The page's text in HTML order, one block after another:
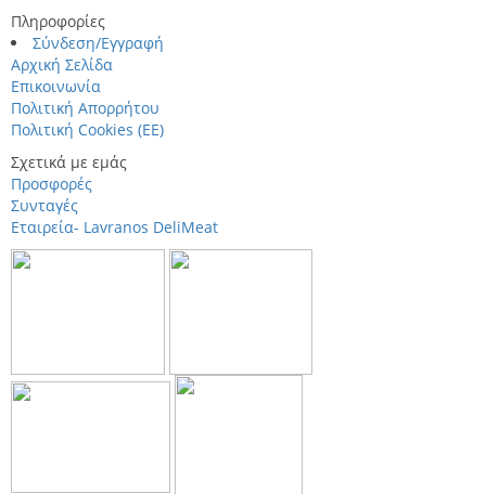
Πληροφορίες
Σύνδεση/Εγγραφή
Αρχική Σελίδα
Επικοινωνία
Πολιτική Απορρήτου
Πολιτική Cookies (ΕΕ)
Σχετικά με εμάς
Προσφορές
Συνταγές
Εταιρεία- Lavranos DeliMeat